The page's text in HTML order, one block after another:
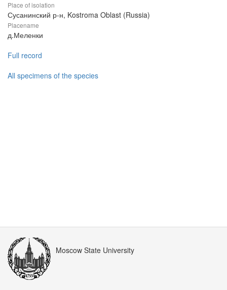
Place of isolation
Сусанинский р-н, Kostroma Oblast (Russia)
Placename
д.Меленки
Full record
All specimens of the species
Moscow State University